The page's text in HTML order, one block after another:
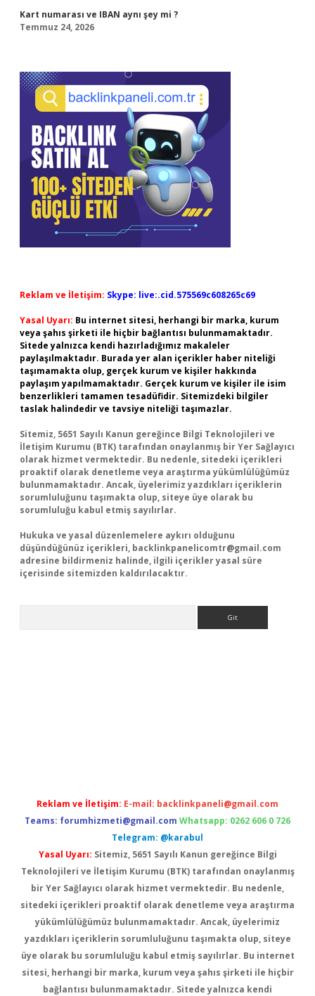
Kart numarası ve IBAN aynı şey mi ?
Temmuz 24, 2026
Reklam ve İletişim: Skype: live:.cid.575569c608265c69
Yasal Uyarı: Bu internet sitesi, herhangi bir marka, kurum
veya şahıs şirketi ile hiçbir bağlantısı bulunmamaktadır.
Sitede yalnızca kendi hazırladığımız makaleler
paylaşılmaktadır. Burada yer alan içerikler haber niteliği
taşımamakta olup, gerçek kurum ve kişiler hakkında
paylaşım yapılmamaktadır. Gerçek kurum ve kişiler ile isim
benzerlikleri tamamen tesadüfidir. Sitemizdeki bilgiler
taslak halindedir ve tavsiye niteliği taşımazlar.
Sitemiz, 5651 Sayılı Kanun gereğince Bilgi Teknolojileri ve
İletişim Kurumu (BTK) tarafından onaylanmış bir Yer Sağlayıcı
olarak hizmet vermektedir. Bu nedenle, sitedeki içerikleri
proaktif olarak denetleme veya araştırma yükümlülüğümüz
bulunmamaktadır. Ancak, üyelerimiz yazdıkları içeriklerin
sorumluluğunu taşımakta olup, siteye üye olarak bu
sorumluluğu kabul etmiş sayılırlar.
Hukuka ve yasal düzenlemelere aykırı olduğunu
düşündüğünüz içerikleri, backlinkpanelicomtr@gmail.com
adresine bildirmeniz halinde, ilgili içerikler yasal süre
içerisinde sitemizden kaldırılacaktır.
Reklam ve İletişim: E-mail: backlinkpaneli@gmail.com
Teams: forumhizmeti@gmail.com Whatsapp: 0262 606 0 726
Telegram: @karabul
Yasal Uyarı: Sitemiz, 5651 Sayılı Kanun gereğince Bilgi
Teknolojileri ve İletişim Kurumu (BTK) tarafından onaylanmış
bir Yer Sağlayıcı olarak hizmet vermektedir. Bu nedenle,
sitedeki içerikleri proaktif olarak denetleme veya araştırma
yükümlülüğümüz bulunmamaktadır. Ancak, üyelerimiz
yazdıkları içeriklerin sorumluluğunu taşımakta olup, siteye
üye olarak bu sorumluluğu kabul etmiş sayılırlar. Bu internet
sitesi, herhangi bir marka, kurum veya şahıs şirketi ile hiçbir
bağlantısı bulunmamaktadır. Sitede yalnızca kendi